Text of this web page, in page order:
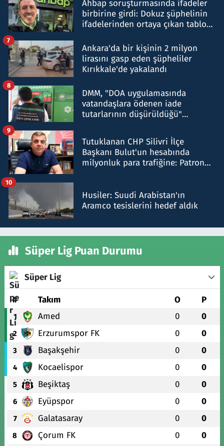
Ahbap soruşturmasında ifadeler
birbirine girdi: Dokuz şüphelinin
ifadelerinden ortaya çıkan tablo
Ankara'da bir kişinin 2 milyon
lirasını gasp eden şüpheliler
Kırıkkale'de yakalandı
7
DMM, "DOA uygulamasında
vatandaşlara ödenen iade
tutarlarının düşürüldüğü"
8
Tutuklanan CHP Silivri İlçe
Başkanı Bulut'un hesabında
milyonluk para trafiğine: Patron
9
Husiler: Suudi Arabistan'ın
Aramco tesislerini hedef aldık
10
Süper Lig Puan Durumu
Süper Lig
# Takım O P
1 Amed 0 0
2 Erzurumspor FK 0 0
3 Başakşehir 0 0
4 Kocaelispor 0 0
5 Beşiktaş 0 0
6 Eyüpspor 0 0
7 Galatasaray 0 0
8 Çorum FK 0 0